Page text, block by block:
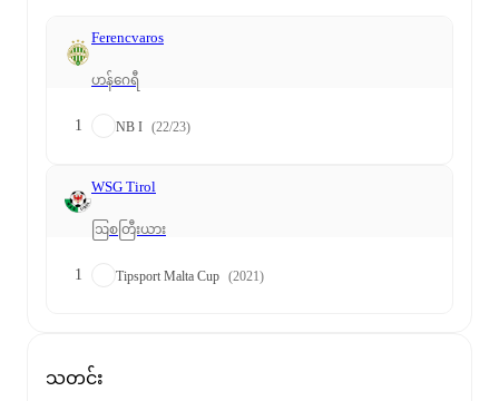
Ferencvaros
ဟန်ဂေရီ
1 NB I (22/23)
WSG Tirol
ဩစတြီးယား
1 Tipsport Malta Cup (2021)
သတင်း